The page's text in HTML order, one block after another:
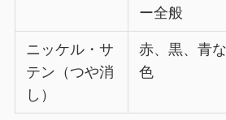
ー全般
ニッケル・サ
テン（つや消
し）
赤、黒、青
色